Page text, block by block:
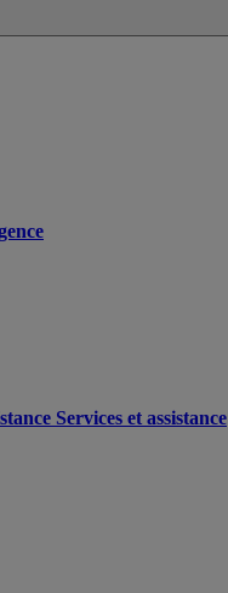
Services et assistance